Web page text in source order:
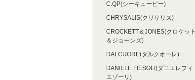
C.QP(シーキューピー)
CHRYSALIS(クリサリス)
CROCKETT＆JONES(クロケット
＆ジョーンズ)
DALCUORE(ダルクオーレ)
DANIELE FIESOLI(ダニエレフィ
エゾーリ)